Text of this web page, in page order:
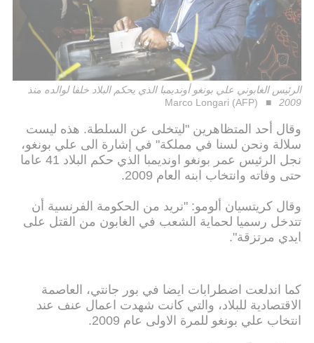
الرئيس الغابوني علي بونغو أونديمبا الذي يحكم البلاد خلفا لوالده منذ
2009
Marco Longari (AFP)
وقال أحد المتظاهرين "ليتخلى عن السلطة. هذه ليست
سلالة ونحن لسنا في مملكة" في إشارة الى علي بونغو،
نجل الرئيس عمر بونغو اونديمبا الذي حكم البلاد 41 عاما
حتى وفاته وانتخاب ابنه العام 2009.
وقال كريتسيان ألومو: "نريد من الحكومة الفرنسية أن
تتدخل رسميا لحماية الشعب في الغابون من القتل على
ايدي مرتزقة".
كما اندلعت اضطرابات ايضا في بور جانتي، العاصمة
الاقتصادية للبلاد، والتي كانت شهدت اعمال عنف عند
انتخاب علي بونغو للمرة الاولى عام 2009.